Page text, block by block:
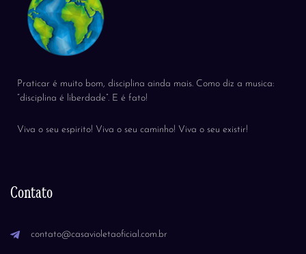
Praticar é muito bom, disciplina ainda mais. Como diz a musica:
“disciplina é liberdade”. E é fato!
Viva o seu espirito! Viva o seu caminho! Viva o seu existir!
Contato
contato@casavioletaoficial.com.br